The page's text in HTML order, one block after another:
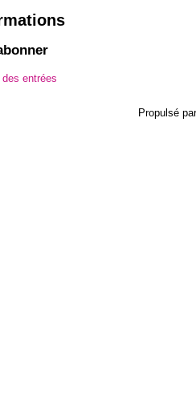
des entrées
Propulsé